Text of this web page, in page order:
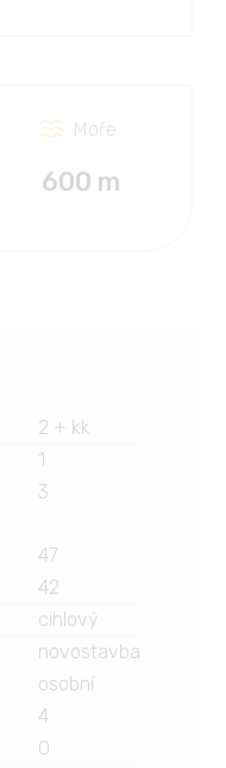
Moře
600 m
2 + kk
1
3
47
42
cihlový
novostavba
osobní
4
0